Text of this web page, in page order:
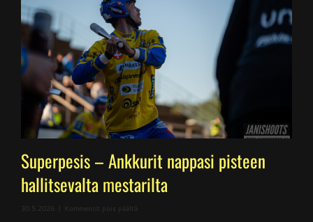
Superpesis – Ankkurit nappasi pisteen
hallitsevalta mestarilta
30.5.2026 Kommentit pois päältä